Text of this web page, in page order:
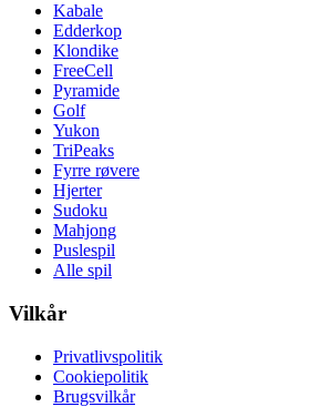
Kabale
Edderkop
Klondike
FreeCell
Pyramide
Golf
Yukon
TriPeaks
Fyrre røvere
Hjerter
Sudoku
Mahjong
Puslespil
Alle spil
Vilkår
Privatlivspolitik
Cookiepolitik
Brugsvilkår